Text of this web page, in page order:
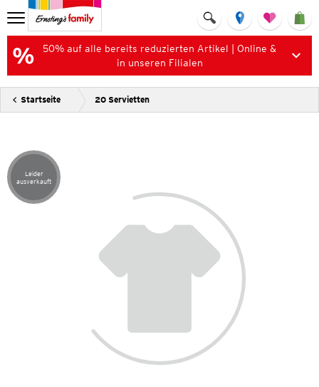
50% auf alle bereits reduzierten Artikel | Online &
in unseren Filialen
Startseite 20 Servietten
Artikel leider ausverkauft
Leider
ausverkauft